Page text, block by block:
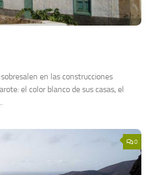
en las construcciones
el color blanco de sus casas, el
0